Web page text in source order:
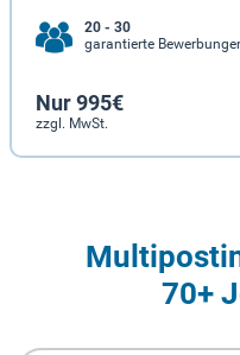
20 - 30
garantierte
Nur 995€
zzgl. MwSt.
70+